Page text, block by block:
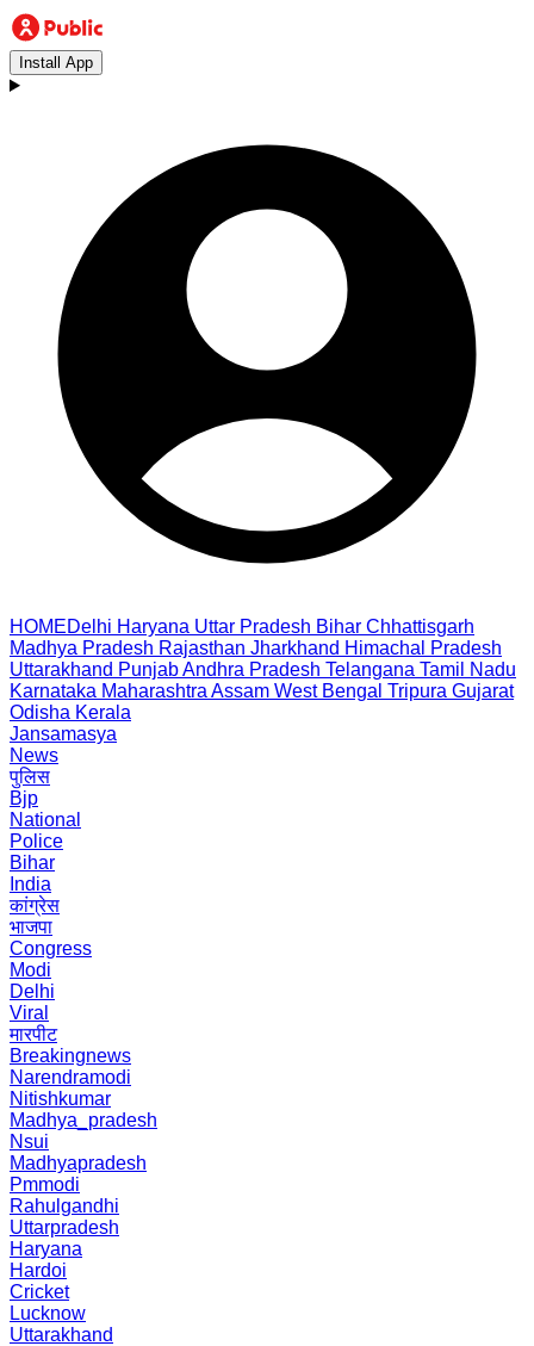
Install App
HOMEDelhi Haryana Uttar Pradesh Bihar Chhattisgarh
Madhya Pradesh Rajasthan Jharkhand Himachal Pradesh
Uttarakhand PunjabAndhra Pradesh Telangana Tamil Nadu
Karnataka Maharashtra Assam West Bengal Tripura Gujarat
Odisha Kerala
Jansamasya
News
पुलिस
Bjp
National
Police
Bihar
India
कांग्रेस
भाजपा
Congress
Modi
Delhi
Viral
मारपीट
Breakingnews
Narendramodi
Nitishkumar
Madhya_pradesh
Nsui
Madhyapradesh
Pmmodi
Rahulgandhi
Uttarpradesh
Haryana
Hardoi
Cricket
Lucknow
Uttarakhand